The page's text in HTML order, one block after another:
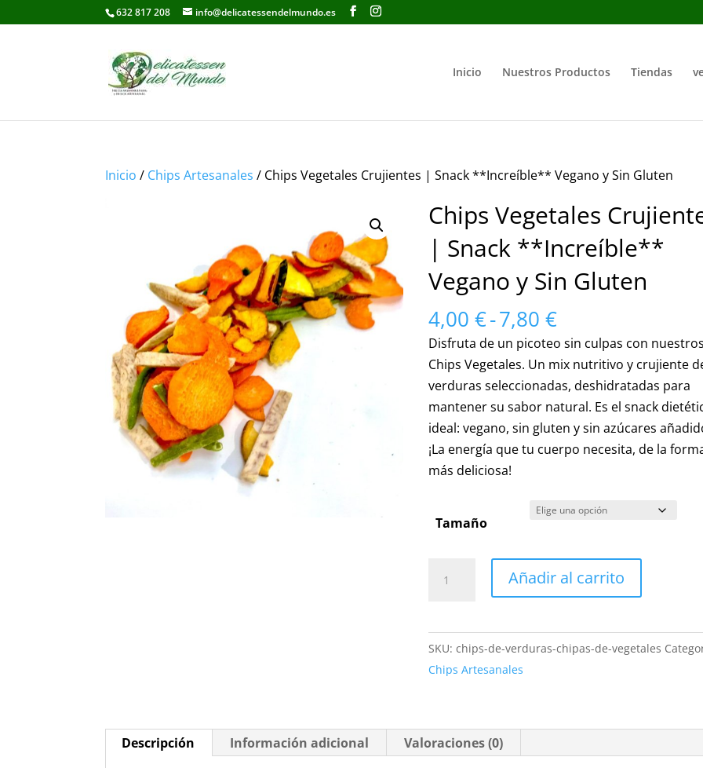
632 817 208 info@delicatessendelmundo.es
Inicio Nuestros Productos Tiendas
Inicio / Chips Artesanales / Chips Vegetales Crujientes | Snack **Increíble** Vegano y Sin Gluten
Chips Vegetales
| Snack **Increíble**
Vegano y Sin Gluten
4,00€-7,80€Rango
de
precios:
desde
4,00 €
hasta
7,80 €
Disfruta de un picoteo sin culpas con nuestros
Chips Vegetales. Un mix nutritivo y crujiente
verduras seleccionadas, deshidratadas para
mantener su sabor natural. Es el snack
ideal: vegano, sin gluten y sin azúcares
¡La energía que tu cuerpo necesita, de la
más deliciosa!
Tamaño
Vegetales
|
Snack
**Increíble**
Sin
Gluten
Añadir al carrito
SKU:chips-de-verduras-chipas-de-vegetales
Chips Artesanales
Descripción Información adicional Valoraciones (0)